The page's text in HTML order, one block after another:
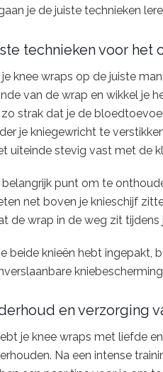
je de juiste technieken
technieken voor het
knee wraps op de juiste
van de wrap en wikkel je
strak dat je de
je kniegewricht te
uiteinde stevig vast met de
belangrijk punt om te
net boven je knieschijf
de wrap in de weg zit
beide knieën hebt ingepakt,
en verzorging
je knee wraps met liefde
Na een intense